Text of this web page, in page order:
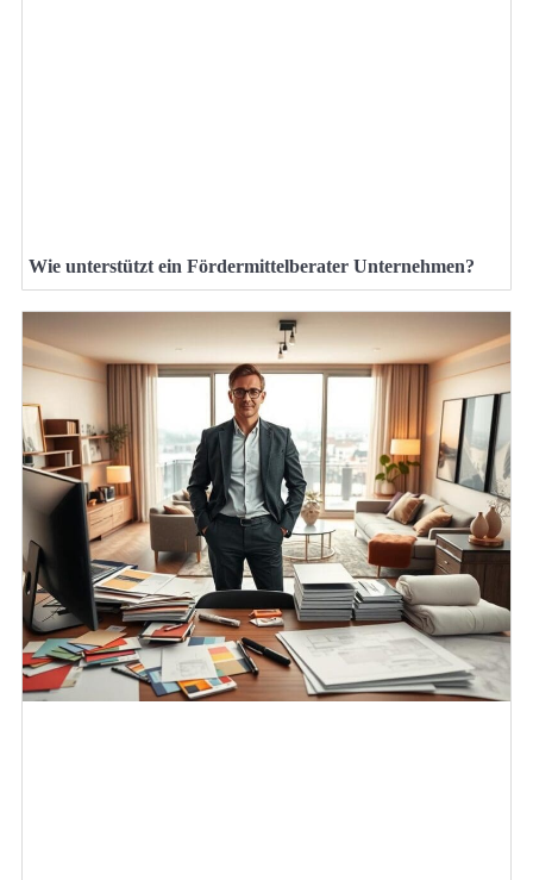
Wie unterstützt ein Fördermittelberater Unternehmen?